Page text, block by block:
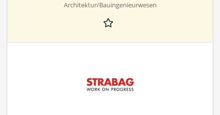
Architektur/Bauingenieurwesen